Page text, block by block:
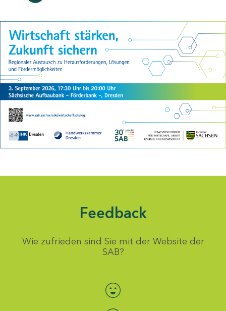
Feedback
Wie zufrieden sind Sie mit der Website der
SAB?
Bewertung auswählen